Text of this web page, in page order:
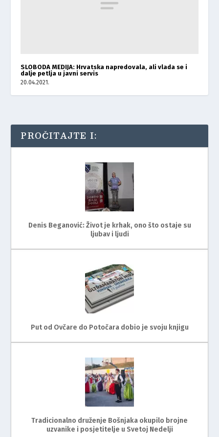
SLOBODA MEDIJA: Hrvatska napredovala, ali vlada se i
dalje petlja u javni servis
20.04.2021.
PROČITAJTE I:
Denis Beganović: Život je krhak, ono što ostaje su
ljubav i ljudi
Put od Ovčare do Potočara dobio je svoju knjigu
Tradicionalno druženje Bošnjaka okupilo brojne
uzvanike i posjetitelje u Svetoj Nedelji